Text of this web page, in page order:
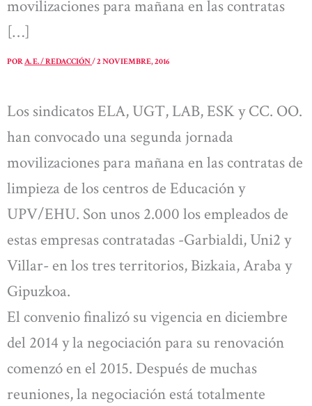
movilizaciones para mañana en las contratas
[…]
PORA. E. / REDACCIÓN/2 NOVIEMBRE, 2016
Los sindicatos ELA, UGT, LAB, ESK y CC. OO.
han convocado una segunda jornada
movilizaciones para mañana en las contratas de
limpieza de los centros de Educación y
UPV/EHU. Son unos 2.000 los empleados de
estas empresas contratadas -Garbialdi, Uni2 y
Villar- en los tres territorios, Bizkaia, Araba y
Gipuzkoa.
El convenio finalizó su vigencia en diciembre
del 2014 y la negociación para su renovación
comenzó en el 2015. Después de muchas
reuniones, la negociación está totalmente